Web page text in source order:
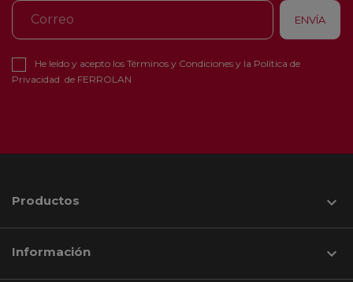
He leído y acepto los Términos y Condiciones y la Política de
Privacidad de FERROLAN
Productos 
Información 